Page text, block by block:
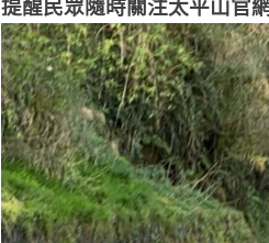
提醒民眾隨時關注太平山官